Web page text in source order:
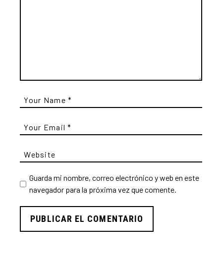
Guarda mi nombre, correo electrónico y web en este
navegador para la próxima vez que comente.
PUBLICAR EL COMENTARIO